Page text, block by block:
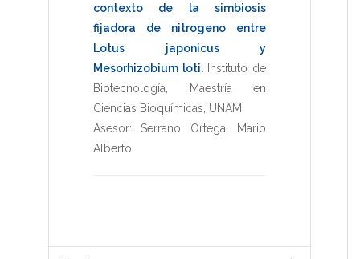
contexto de la simbiosis
fijadora de nitrogeno entre
Lotus japonicus y
Mesorhizobium loti. Instituto de
Biotecnología
Maestría en
Ciencias Bioquímicas UNAM
Asesor: Serrano Ortega, Mario
Alberto